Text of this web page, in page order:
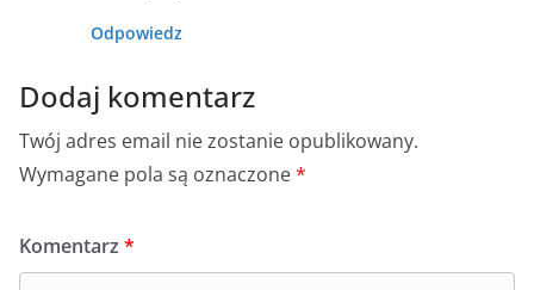
Odpowiedz
Dodaj komentarz
Twój adres email nie zostanie opublikowany.
Wymagane pola są oznaczone*
Komentarz *